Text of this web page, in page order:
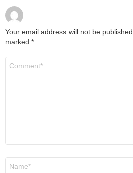
Your email address will not be published.
marked *